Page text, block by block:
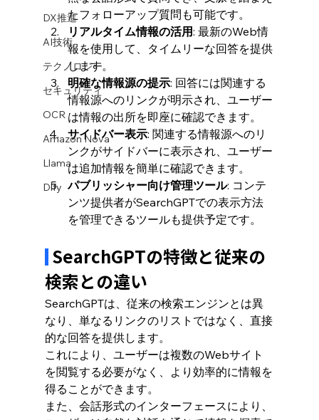
DX推進
AI技術
テクノロジー
セキュリティ
OCR
Amazon Nova
Llama
Dify
たフォローアップ質問も可能です。
リアルタイム情報の活用: 最新のWeb情
報を使用して、タイムリーな回答を提供
します。
明確な情報源の提示: 回答には関連する
情報源へのリンクが明示され、ユーザー
は情報の出所を即座に確認できます。
サイドバー表示: 関連する情報源へのリ
ンクがサイドバーに表示され、ユーザー
は追加情報を簡単に確認できます。
パブリッシャー向け管理ツール: コンテ
ンツ提供者がSearchGPTでの表示方法
を管理できるツールも提供予定です。
SearchGPTの特徴と従来の
検索との違い
SearchGPTは、従来の検索エンジンとは異
なり、単なるリンクのリストではなく、直接
的な回答を提供します。
これにより、ユーザーは複数のWebサイト
を閲覧する必要がなく、より効率的に情報を
得ることができます。
また、会話形式のインターフェースにより、